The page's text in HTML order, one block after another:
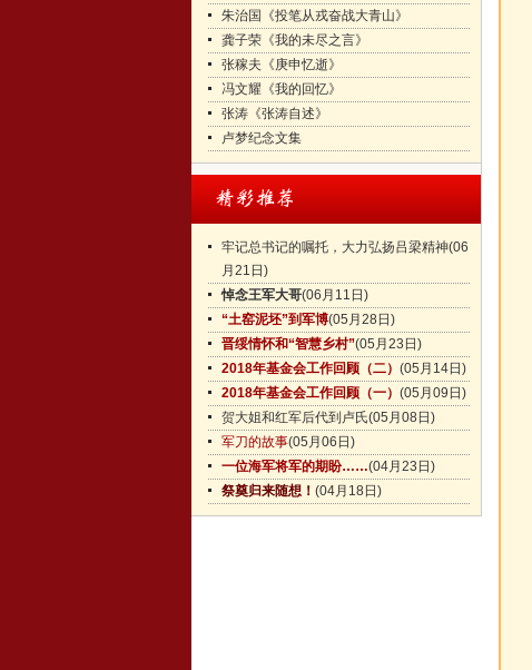
朱治国《投笔从戎奋战大青山》
龚子荣《我的未尽之言》
张稼夫《庚申忆逝》
冯文耀《我的回忆》
张涛《张涛自述》
卢梦纪念文集
牢记总书记的嘱托，大力弘扬吕梁精神(06
月21日)
悼念王军大哥(06月11日)
“土窑泥坯”到军博(05月28日)
晋绥情怀和“智慧乡村”(05月23日)
2018年基金会工作回顾（二） (05月14日)
2018年基金会工作回顾（一） (05月09日)
贺大姐和红军后代到卢氏(05月08日)
军刀的故事(05月06日)
一位海军将军的期盼……(04月23日)
祭奠归来随想！ (04月18日)